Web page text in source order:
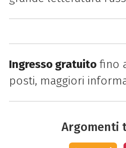
Ingresso gratuitofino
posti, maggiori
Argomenti